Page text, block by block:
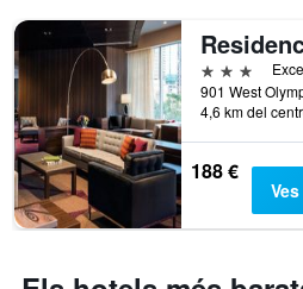
3 estrelles
4,6 km del
188 €